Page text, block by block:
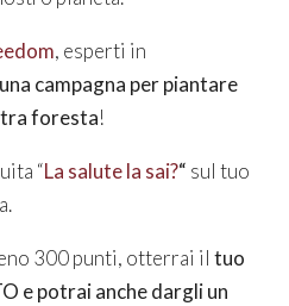
, esperti in
campagna per piantare
foresta!
“La salute la sai?“ sul tuo
300 punti, otterrai il tuo
e potrai anche dargli un